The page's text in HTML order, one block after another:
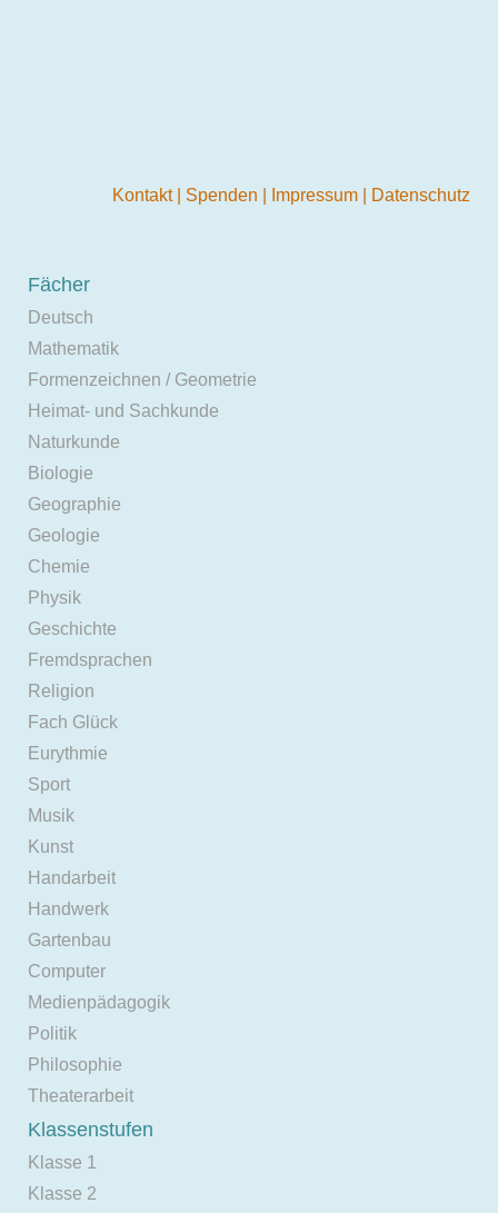
Kontakt Spenden Impressum Datenschutz
Fächer
Deutsch
Mathematik
Formenzeichnen / Geometrie
Heimat- und Sachkunde
Naturkunde
Biologie
Geographie
Geologie
Chemie
Physik
Geschichte
Fremdsprachen
Religion
Fach Glück
Eurythmie
Sport
Musik
Kunst
Handarbeit
Handwerk
Gartenbau
Computer
Medienpädagogik
Politik
Philosophie
Theaterarbeit
Klassenstufen
Klasse 1
Klasse 2